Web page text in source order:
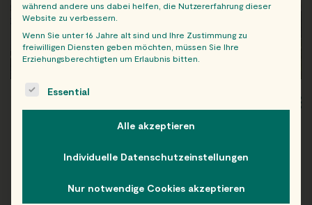
Folge uns auf Instagram!
während andere uns dabei helfen, die Nutzererfahrung dieser
Website zu verbessern.
Wenn Sie unter 16 Jahre alt sind und Ihre Zustimmung zu
freiwilligen Diensten geben möchten, müssen Sie Ihre
Erziehungsberechtigten um Erlaubnis bitten.
The following is a list of service groups for which consent
Essential
Alle akzeptieren
Individuelle Datenschutzeinstellungen
Nur notwendige Cookies akzeptieren